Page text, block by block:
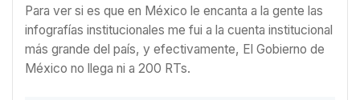
Para ver si es que en México le encanta a la gente las
infografías institucionales me fui a la cuenta institucional
más grande del país, y efectivamente, El Gobierno de
México no llega ni a 200 RTs.